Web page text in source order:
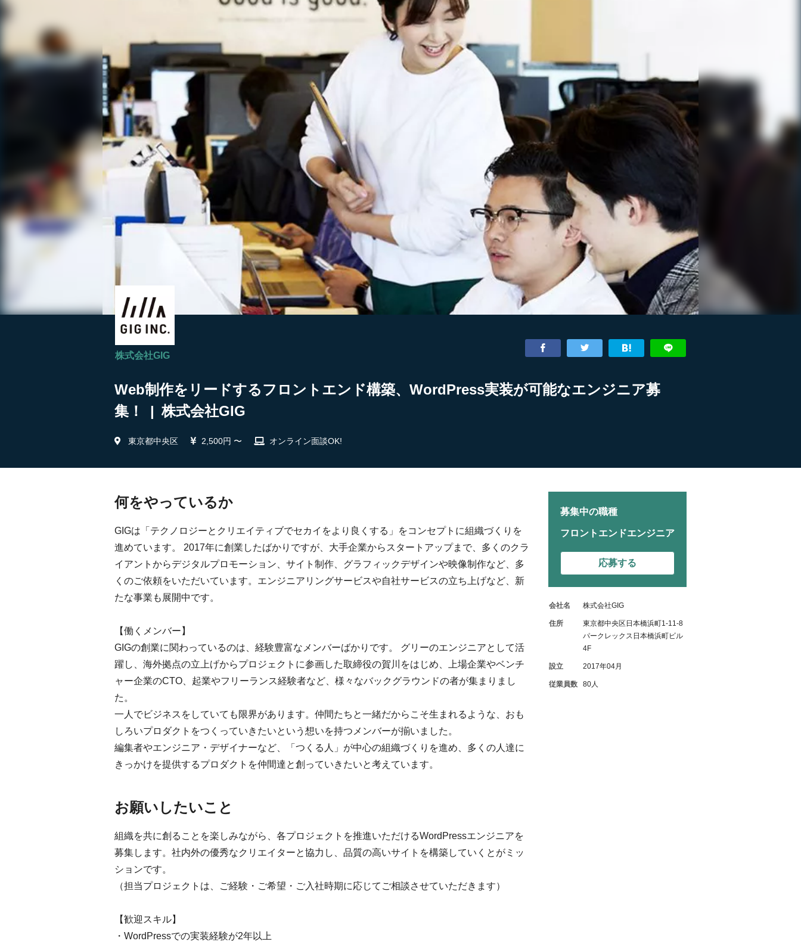
株式会社GIG
Web制作をリードするフロントエンド構築、WordPress実装が可能なエンジニア募
集！ | 株式会社GIG
東京都中央区 2,500円 〜 オンライン面談OK!
何をやっているか
GIGは「テクノロジーとクリエイティブでセカイをより良くする」をコンセプトに組織づくりを
進めています。 2017年に創業したばかりですが、大手企業からスタートアップまで、多くのクラ
イアントからデジタルプロモーション、サイト制作、グラフィックデザインや映像制作など、多
くのご依頼をいただいています。エンジニアリングサービスや自社サービスの立ち上げなど、新
たな事業も展開中です。
【働くメンバー】
GIGの創業に関わっているのは、経験豊富なメンバーばかりです。 グリーのエンジニアとして活
躍し、海外拠点の立上げからプロジェクトに参画した取締役の賀川をはじめ、上場企業やベンチ
ャー企業のCTO、起業やフリーランス経験者など、様々なバックグラウンドの者が集まりまし
た。
一人でビジネスをしていても限界があります。仲間たちと一緒だからこそ生まれるような、おも
しろいプロダクトをつくっていきたいという想いを持つメンバーが揃いました。
編集者やエンジニア・デザイナーなど、「つくる人」が中心の組織づくりを進め、多くの人達に
きっかけを提供するプロダクトを仲間達と創っていきたいと考えています。
お願いしたいこと
組織を共に創ることを楽しみながら、各プロジェクトを推進いただけるWordPressエンジニアを
募集します。社内外の優秀なクリエイターと協力し、品質の高いサイトを構築していくとがミッ
ションです。
（担当プロジェクトは、ご経験・ご希望・ご入社時期に応じてご相談させていただきます）
【歓迎スキル】
・WordPressでの実装経験が2年以上
募集中の職種
フロントエンドエンジニア
応募する
会社名 株式会社GIG
住所
東京都中央区日本橋浜町1-11-8
パークレックス日本橋浜町ビル
4F
設立 2017年04月
従業員数 80人